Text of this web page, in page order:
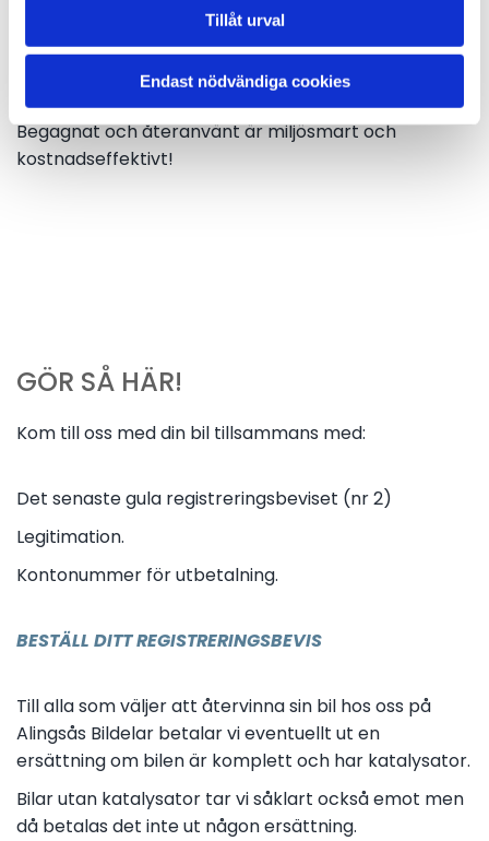
Tillåt urval
Endast nödvändiga cookies
Vi ser till att du och din bil bidrar till att skapa en
hållbarare framtid med lägre energikostnader.
Begagnat och återanvänt är miljösmart och
kostnadseffektivt!
GÖR SÅ HÄR!
Kom till oss med din bil tillsammans med:
Det senaste gula registreringsbeviset (nr 2)
Legitimation.
Kontonummer för utbetalning.
BESTÄLL DITT REGISTRERINGSBEVIS
Till alla som väljer att återvinna sin bil hos oss på
Alingsås Bildelar betalar vi eventuellt ut en
ersättning om bilen är komplett och har katalysator.
Bilar utan katalysator tar vi såklart också emot men
då betalas det inte ut någon ersättning.